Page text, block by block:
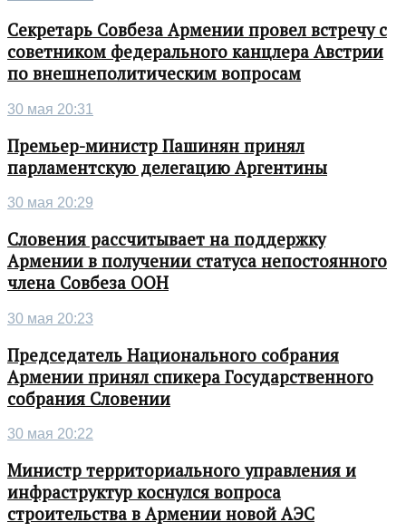
Секретарь Совбеза Армении провел встречу с
советником федерального канцлера Австрии
по внешнеполитическим вопросам
30 мая 20:31
Премьер-министр Пашинян принял
парламентскую делегацию Аргентины
30 мая 20:29
Словения рассчитывает на поддержку
Армении в получении статуса непостоянного
члена Совбеза ООН
30 мая 20:23
Председатель Национального собрания
Армении принял спикера Государственного
собрания Словении
30 мая 20:22
Министр территориального управления и
инфраструктур коснулся вопроса
строительства в Армении новой АЭС